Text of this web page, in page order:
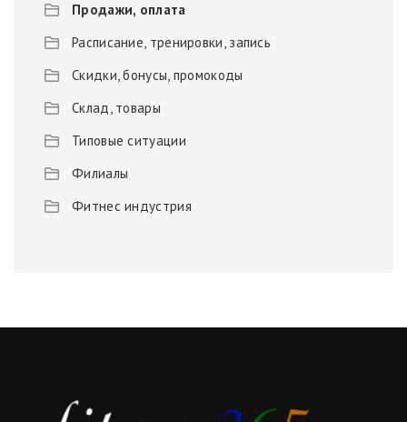
Продажи, оплата
Расписание, тренировки, запись
Скидки, бонусы, промокоды
Склад, товары
Типовые ситуации
Филиалы
Фитнес индустрия